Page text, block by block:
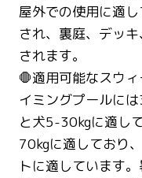
屋外での使用に適
され、裏庭、デッ
されます。
🛑適用可能なスウ
イミングプールに
と犬5-30kgに適し
70kgに適しており
トに適しています